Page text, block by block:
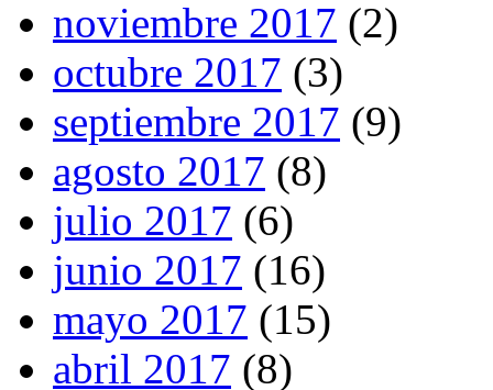
noviembre 2017 (2)
octubre 2017 (3)
septiembre 2017 (9)
agosto 2017 (8)
julio 2017 (6)
junio 2017 (16)
mayo 2017 (15)
abril 2017 (8)